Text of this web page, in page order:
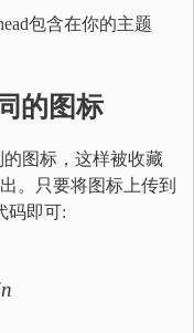
包含在你的主题
的图标
的图标，这样被收藏
。只要将图标上传到
码即可: